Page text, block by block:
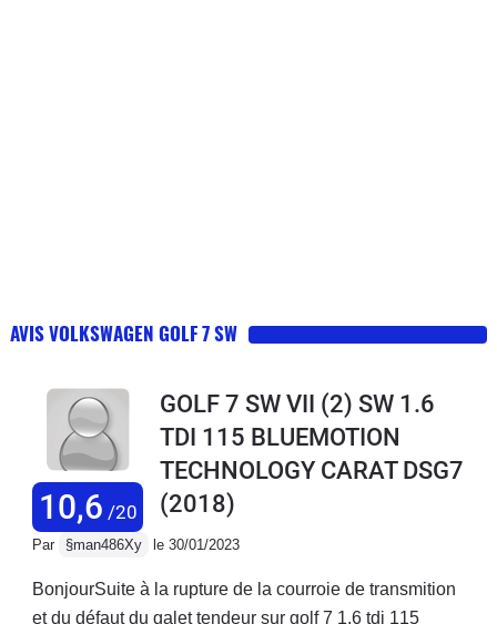
AVIS VOLKSWAGEN GOLF 7 SW
10,6 /20
GOLF 7 SW VII (2) SW 1.6
TDI 115 BLUEMOTION
TECHNOLOGY CARAT DSG7
(2018)
Par §man486Xy le 30/01/2023
BonjourSuite à la rupture de la courroie de transmition
et du défaut du galet tendeur sur golf 7 1.6 tdi 115